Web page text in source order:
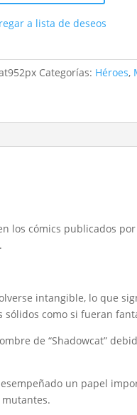
a lista de deseos
Categorías: Héroes,
los cómics publicados
intangible, lo que
sólidos como si fueran
de “Shadowcat”
un papel